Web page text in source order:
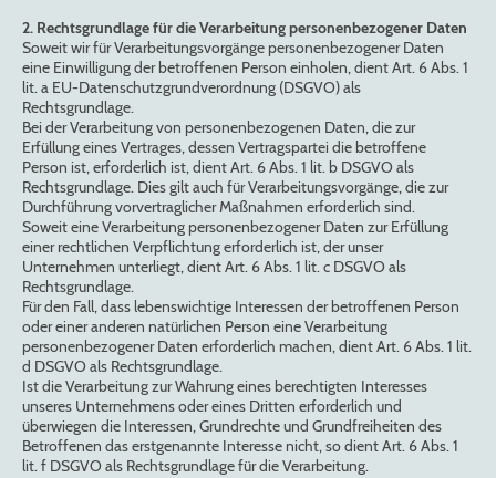
2. Rechtsgrundlage für die Verarbeitung personenbezogener Daten
Soweit wir für Verarbeitungsvorgänge personenbezogener Daten
eine Einwilligung der betroffenen Person einholen, dient Art. 6 Abs. 1
lit. a EU-Datenschutzgrundverordnung (DSGVO) als
Rechtsgrundlage.
Bei der Verarbeitung von personenbezogenen Daten, die zur
Erfüllung eines Vertrages, dessen Vertragspartei die betroffene
Person ist, erforderlich ist, dient Art. 6 Abs. 1 lit. b DSGVO als
Rechtsgrundlage. Dies gilt auch für Verarbeitungsvorgänge, die zur
Durchführung vorvertraglicher Maßnahmen erforderlich sind.
Soweit eine Verarbeitung personenbezogener Daten zur Erfüllung
einer rechtlichen Verpflichtung erforderlich ist, der unser
Unternehmen unterliegt, dient Art. 6 Abs. 1 lit. c DSGVO als
Rechtsgrundlage.
Für den Fall, dass lebenswichtige Interessen der betroffenen Person
oder einer anderen natürlichen Person eine Verarbeitung
personenbezogener Daten erforderlich machen, dient Art. 6 Abs. 1 lit.
d DSGVO als Rechtsgrundlage.
Ist die Verarbeitung zur Wahrung eines berechtigten Interesses
unseres Unternehmens oder eines Dritten erforderlich und
überwiegen die Interessen, Grundrechte und Grundfreiheiten des
Betroffenen das erstgenannte Interesse nicht, so dient Art. 6 Abs. 1
lit. f DSGVO als Rechtsgrundlage für die Verarbeitung.